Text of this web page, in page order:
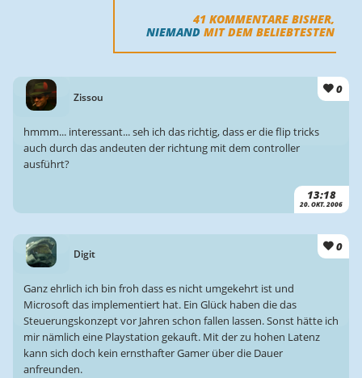
41 KOMMENTARE BISHER,
NIEMAND MIT DEM BELIEBTESTEN
Zissou
0
13:18
20. OKT. 2006
hmmm... interessant... seh ich das richtig, dass er die flip tricks
auch durch das andeuten der richtung mit dem controller
ausführt?
Digit
0
Ganz ehrlich ich bin froh dass es nicht umgekehrt ist und
Microsoft das implementiert hat. Ein Glück haben die das
Steuerungskonzept vor Jahren schon fallen lassen. Sonst hätte ich
mir nämlich eine Playstation gekauft. Mit der zu hohen Latenz
kann sich doch kein ernsthafter Gamer über die Dauer
anfreunden.